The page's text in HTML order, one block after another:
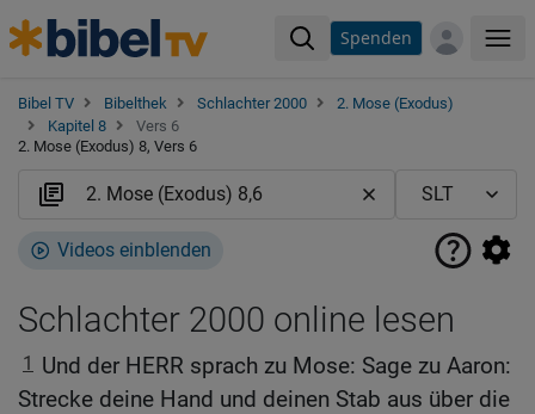
Spenden
Bibel TV Bibelthek Schlachter 2000
2. Mose (Exodus)
Kapitel 8
Vers 6
2. Mose (Exodus) 8, Vers 6
Videos einblenden
Schlachter 2000 online lesen
1 Und der HERR sprach zu Mose: Sage zu Aaron:
Strecke deine Hand und deinen Stab aus über die